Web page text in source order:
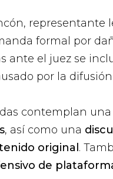
representante
formal por
ante el juez se
por la
contemplan una
, así como una
original .
de